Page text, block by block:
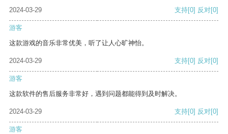
2024-03-29
支持[0] 反对[0]
游客
这款游戏的音乐非常优美，听了让人心旷神怡。
2024-03-29 支持[0] 反对[0]
游客
这款软件的售后服务非常好，遇到问题都能得到及时解决。
2024-03-29 支持[0] 反对[0]
游客